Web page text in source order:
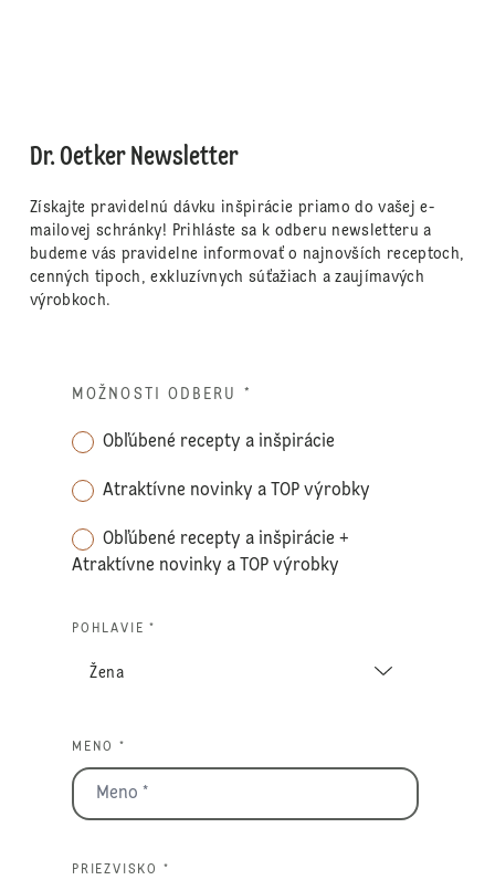
Dr. Oetker Newsletter
Získajte pravidelnú dávku inšpirácie priamo do vašej e-
mailovej schránky! Prihláste sa k odberu newsletteru a
budeme vás pravidelne informovať o najnovších receptoch,
cenných tipoch, exkluzívnych súťažiach a zaujímavých
výrobkoch.
MOŽNOSTI ODBERU *
Obľúbené recepty a inšpirácie
Atraktívne novinky a TOP výrobky
Obľúbené recepty a inšpirácie +
Atraktívne novinky a TOP výrobky
POHLAVIE *
MENO *
PRIEZVISKO *